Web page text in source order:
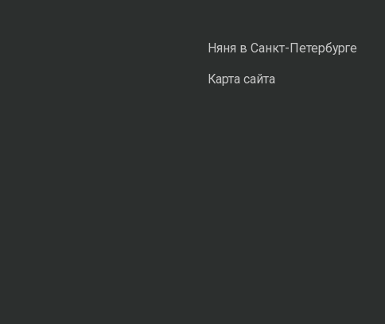
Няня в Санкт-Петербурге
Карта сайта